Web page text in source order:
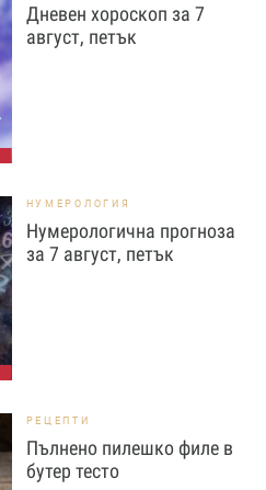
Дневен хороскоп за 7
август, петък
НУМЕРОЛОГИЯ
Нумерологична прогноза
за 7 август, петък
РЕЦЕПТИ
Пълнено пилешко филе в
бутер тесто